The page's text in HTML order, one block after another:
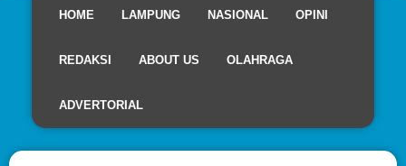
HOME LAMPUNG NASIONAL OPINI
REDAKSI ABOUT US OLAHRAGA
ADVERTORIAL